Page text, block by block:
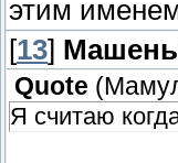
этим
[13]
Quote (
Я считаю